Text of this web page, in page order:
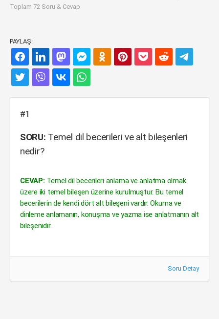
Toplam 72 Soru & Cevap
PAYLAŞ:
#1
SORU: Temel dil becerileri ve alt bileşenleri
nedir?
CEVAP: Temel dil becerileri anlama ve anlatma olmak
üzere iki temel bileşen üzerine kurulmuştur. Bu temel
becerilerin de kendi dört alt bileşeni vardır. Okuma ve
dinleme anlamanın, konuşma ve yazma ise anlatmanın alt
bileşenidir.
Soru Detay